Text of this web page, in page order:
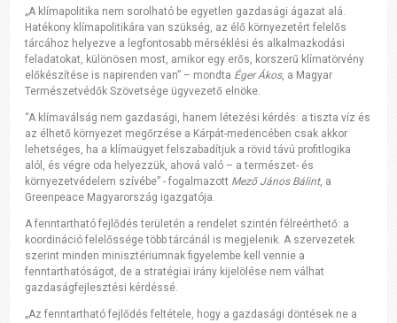
„A klímapolitika nem sorolható be egyetlen gazdasági ágazat alá.
Hatékony klímapolitikára van szükség, az élő környezetért felelős
tárcához helyezve a legfontosabb mérséklési és alkalmazkodási
feladatokat, különösen most, amikor egy erős, korszerű klímatörvény
előkészítése is napirenden van” – mondta Éger Ákos, a Magyar
Természetvédők Szövetsége ügyvezető elnöke.
“A klímaválság nem gazdasági, hanem létezési kérdés: a tiszta víz és
az élhető környezet megőrzése a Kárpát-medencében csak akkor
lehetséges, ha a klímaügyet felszabadítjuk a rövid távú profitlogika
alól, és végre oda helyezzük, ahová való – a természet- és
környezetvédelem szívébe” - fogalmazott Mező János Bálint, a
Greenpeace Magyarország igazgatója.
A fenntartható fejlődés területén a rendelet szintén félreérthető: a
koordináció felelőssége több tárcánál is megjelenik. A szervezetek
szerint minden minisztériumnak figyelembe kell vennie a
fenntarthatóságot, de a stratégiai irány kijelölése nem válhat
gazdaságfejlesztési kérdéssé.
„Az fenntartható fejlődés feltétele, hogy a gazdasági döntések ne a